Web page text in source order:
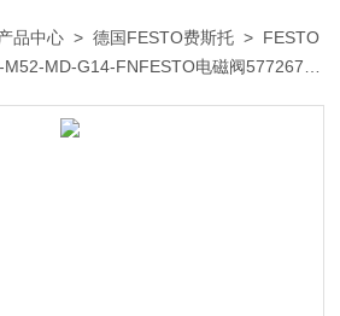
品中心 >德国FESTO费斯托 > FESTO
MD-G14-FNFESTO电磁阀577267现